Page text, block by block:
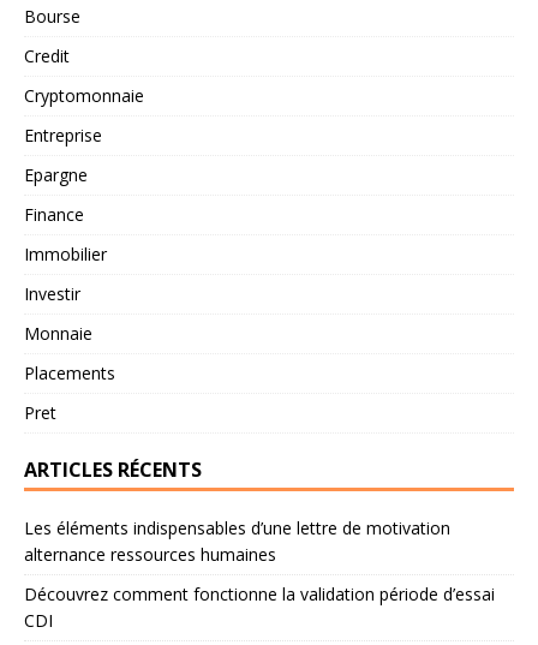
Bourse
Credit
Cryptomonnaie
Entreprise
Epargne
Finance
Immobilier
Investir
Monnaie
Placements
Pret
ARTICLES RÉCENTS
Les éléments indispensables d’une lettre de motivation
alternance ressources humaines
Découvrez comment fonctionne la validation période d’essai
CDI